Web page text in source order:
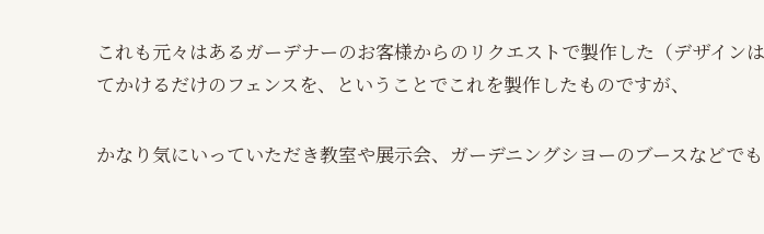
これも元々はあるガーデナーのお客様からのリクエストで製作した（デザイ
てかけるだけのフェンスを、ということでこれを製作したものですが、
かなり気にいっていただき教室や展示会、ガーデニングシヨーのブースなどで